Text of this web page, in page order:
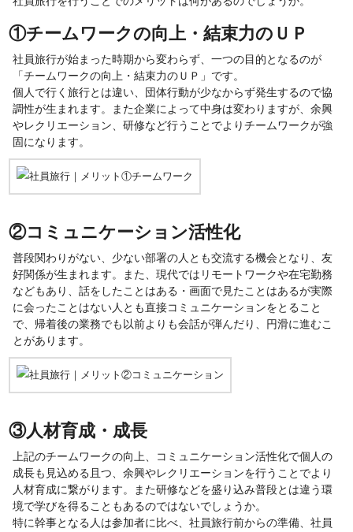
①チームワークの向上・結束力のＵＰ
社員旅行が始まった時期から変わらず、一つの目的となるのが
「チームワークの向上・結束力のＵＰ」です。
個人で行く旅行とは違い、団体行動が少なからず発生するので協
調性が生まれます。また企業によって中身は変わりますが、余興
やレクリエーション、研修など行うことでよりチームワークが強
固になります。
②コミュニケーション活性化
普段関わりがない、少ない部署の人とも交流する機会となり、友
好関係が生まれます。また、現代ではリモートワークや在宅勤務
などもあり、話をしたことはある・画面で見たことはあるが実際
に会ったことはない人とも直接コミュニケーションをとること
で、帰着後の業務でも以前よりも会話が弾んだり、円滑に進むこ
とがあります。
③人材育成・成長
上記のチームワークの向上、コミュニケーション活性化で個人の
成長も見込める且つ、余興やレクリエーションを行うことでより
人材育成に繋がります。また研修などを盛り込み普段とは違う環
境で学びを得ることもあるのではないでしょうか。
特に幹事となる人は参加者に比べ、社員旅行前からの準備、社員